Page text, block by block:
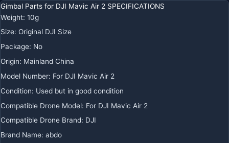
Gimbal Parts for DJI Mavic Air 2 SPECIFICATIONS
Weight: 10g
Size: Original DJI Size
Package: No
Origin: Mainland China
Model Number: For DJI Mavic Air 2
Condition: Used but in good condition
Compatible Drone Model: For DJI Mavic Air 2
Compatible Drone Brand: DJI
Brand Name: abdo